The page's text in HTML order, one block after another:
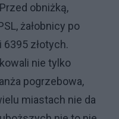
obniżką,
żałobnicy po
złotych.
nie tylko
pogrzebowa,
miastach nie da